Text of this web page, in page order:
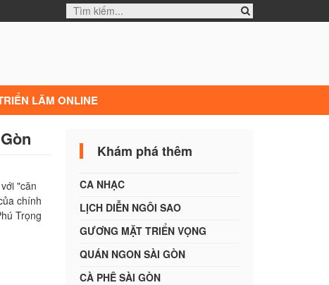
LÃM ONLINE
"căn
chính
Trọng
Khám phá thêm
CA NHẠC
LỊCH DIỄN NGÔI SAO
GƯƠNG MẶT TRIỂN VỌNG
QUÁN NGON SÀI GÒN
CÀ PHÊ SÀI GÒN